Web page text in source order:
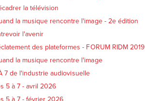
la télévision
la musique rencontre l'image - 2e édition
l'avenir
des plateformes - FORUM RIDM 2019
la musique rencontre l'image
7 de l'industrie audiovisuelle
5 à 7 - avril 2026
5 à 7 - février 2026